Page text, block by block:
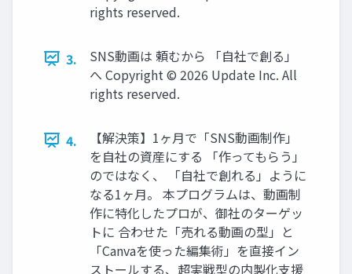
rights reserved.
3.
SNS動画は 頼むから 「⾃社で創る」
へ Copyright © 2026 Update Inc. All
rights reserved.
4.
【解決策】1ヶ月で「SNS動画制作」
を自社の資産にする 「作ってもらう」
のではなく、 「自社で創れる」ように
なる1ヶ月。 本プログラムは、動画制
作に特化したプロが、御社のターゲッ
トに 合わせた「売れる動画の型」と
「Canvaを使った編集術」を直接イン
ストールする、超実戦型の内製化支援